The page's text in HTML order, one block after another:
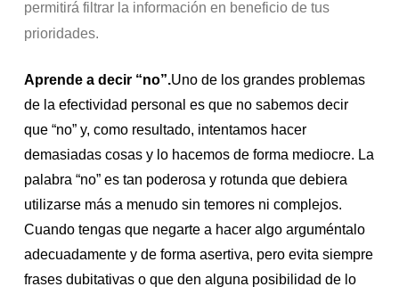
permitirá filtrar la información en beneficio de tus
prioridades.
Aprende a decir “no”.Uno de los grandes problemas
de la efectividad personal es que no sabemos decir
que “no” y, como resultado, intentamos hacer
demasiadas cosas y lo hacemos de forma mediocre. La
palabra “no” es tan poderosa y rotunda que debiera
utilizarse más a menudo sin temores ni complejos.
Cuando tengas que negarte a hacer algo arguméntalo
adecuadamente y de forma asertiva, pero evita siempre
frases dubitativas o que den alguna posibilidad de lo